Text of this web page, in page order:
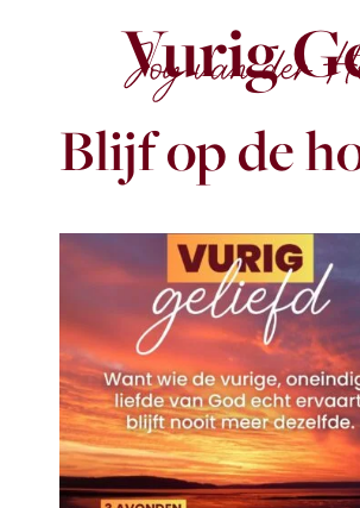
Vurig
Blijf op de